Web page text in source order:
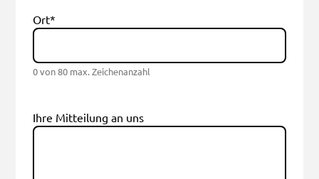
Ort*
0 von 80 max. Zeichenanzahl
Ihre Mitteilung an uns